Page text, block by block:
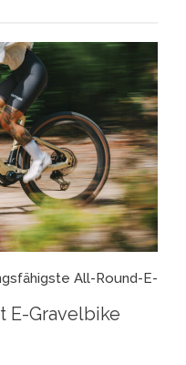
All-Round-E-
E-Gravelbike